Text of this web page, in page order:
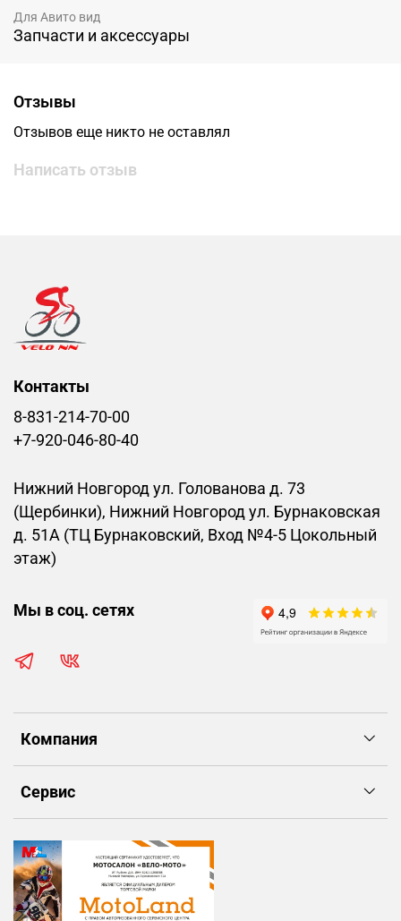
Для Авито вид
Запчасти и аксессуары
Отзывы
Отзывов еще никто не оставлял
Написать отзыв
Компания
Сервис
Контакты
8-831-214-70-00
+7-920-046-80-40
Нижний Новгород ул. Голованова д. 73
(Щербинки), Нижний Новгород ул. Бурнаковская
д. 51А (ТЦ Бурнаковский, Вход №4-5 Цокольный
этаж)
Мы в соц. сетях